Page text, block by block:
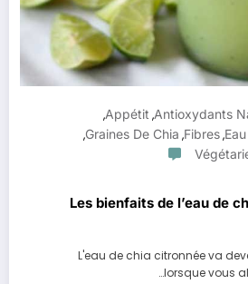
Antioxydants
,
Appétit
,
,
Fibres
,
Graines De Chia
,
Les bienfaits de l’eau de
L'eau de chia citronnée va
lorsque vous